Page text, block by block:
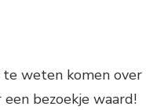
weten komen over
een bezoekje waard!